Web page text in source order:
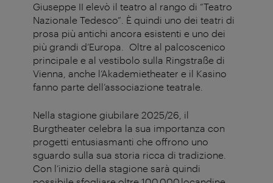
Giuseppe II elevò il teatro al rango di “Teatro
Nazionale Tedesco”. È quindi uno dei teatri di
prosa più antichi ancora esistenti e uno dei
più grandi d’Europa. Oltre al palcoscenico
principale e al vestibolo sulla Ringstraße di
Vienna, anche l’Akademietheater e il Kasino
fanno parte dell’associazione teatrale.
Nella stagione giubilare 2025/26, il
Burgtheater celebra la sua importanza con
progetti entusiasmanti che offrono uno
sguardo sulla sua storia ricca di tradizione.
Con l’inizio della stagione sarà quindi